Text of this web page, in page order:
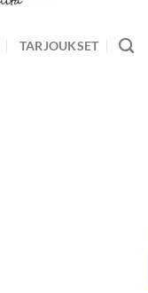
TARJOUKSET